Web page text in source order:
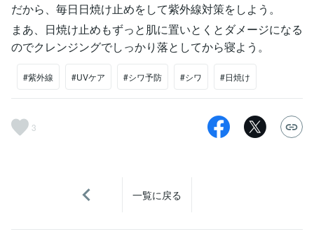
だから、毎日日焼け止めをして紫外線対策をしよう。
まあ、日焼け止めもずっと肌に置いとくとダメージになる
のでクレンジングでしっかり落としてから寝よう。
#紫外線 #UVケア #シワ予防 #シワ #日焼け
3
一覧に戻る